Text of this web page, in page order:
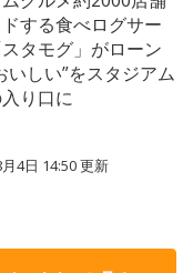
する食べログサー
タモグ」がローン
いしい”をスタジアム
り口に
4日 14:50更新